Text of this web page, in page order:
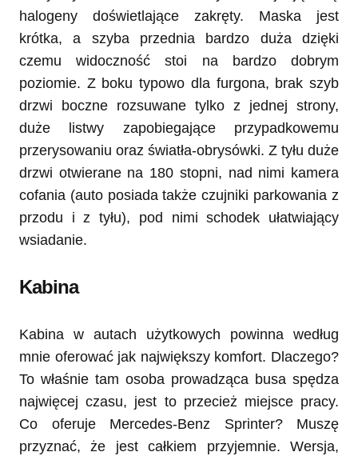
halogeny doświetlające zakręty. Maska jest
krótka, a szyba przednia bardzo duża dzięki
czemu widoczność stoi na bardzo dobrym
poziomie. Z boku typowo dla furgona, brak szyb
drzwi boczne rozsuwane tylko z jednej strony,
duże listwy zapobiegające przypadkowemu
przerysowaniu oraz światła-obrysówki. Z tyłu duże
drzwi otwierane na 180 stopni, nad nimi kamera
cofania (auto posiada także czujniki parkowania z
przodu i z tyłu), pod nimi schodek ułatwiający
wsiadanie.
Kabina
Kabina w autach użytkowych powinna według
mnie oferować jak największy komfort. Dlaczego?
To właśnie tam osoba prowadząca busa spędza
najwięcej czasu, jest to przecież miejsce pracy.
Co oferuje Mercedes-Benz Sprinter? Muszę
przyznać, że jest całkiem przyjemnie. Wersja,